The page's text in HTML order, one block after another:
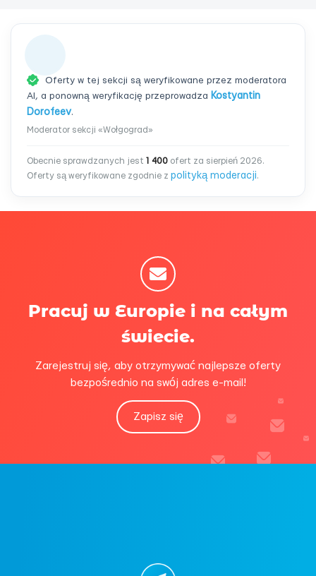
Oferty w tej sekcji są weryfikowane przez moderatora
AI, a ponowną weryfikację przeprowadza Kostyantin
Dorofeev.
Moderator sekcji «Wołgograd»
Obecnie sprawdzanych jest 1 400 ofert za sierpień 2026.
Oferty są weryfikowane zgodnie z polityką moderacji.
Pracuj w Europie i na całym
świecie.
Zarejestruj się, aby otrzymywać najlepsze oferty
bezpośrednio na swój adres e-mail!
Zapisz się